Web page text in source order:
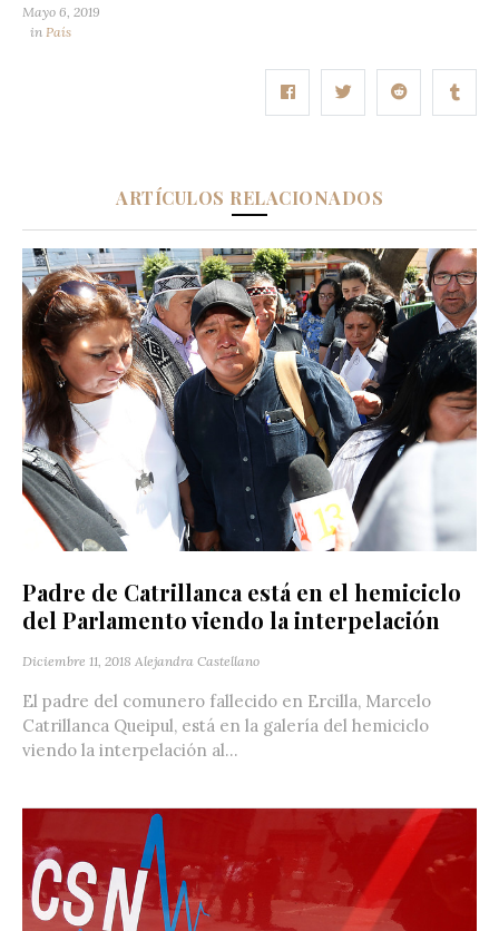
Mayo 6, 2019
in País
ARTÍCULOS RELACIONADOS
Padre de Catrillanca está en el hemiciclo
del Parlamento viendo la interpelación
Diciembre 11, 2018 Alejandra Castellano
El padre del comunero fallecido en Ercilla, Marcelo
Catrillanca Queipul, está en la galería del hemiciclo
viendo la interpelación al...